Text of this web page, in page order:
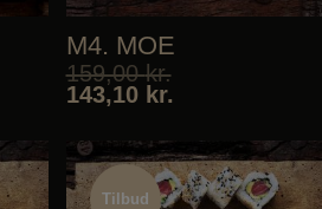
M4. MOE
159,00kr.
143,10 kr.
Tilbud